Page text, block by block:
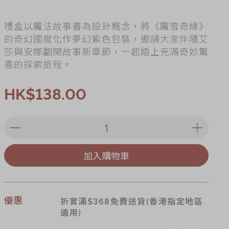
禮盒以魔法故事書為設計概念，將《魔雪奇緣》
的奇幻國度化作夢幻紫色包裝，邀請大家伴隨艾
莎與安娜翻開故事新章節，一起踏上充滿奇妙驚
喜的探索旅程。
HK$138.00
加入購物車
優惠
折實滿$368免費送貨(香港指定地區
適用)